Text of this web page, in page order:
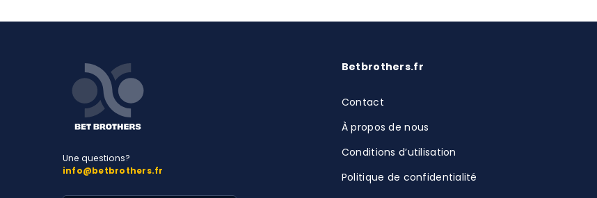
Une questions?
info@betbrothers.fr
Betbrothers.fr
Contact
À propos de nous
Conditions d’utilisation
Politique de confidentialité